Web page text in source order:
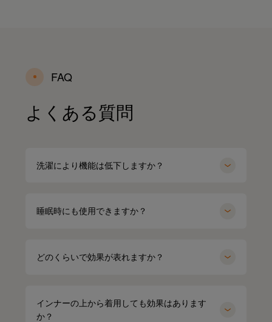
FAQ
よくある質問
洗濯により機能は低下しますか？
睡眠時にも使用できますか？
どのくらいで効果が表れますか？
インナーの上から着用しても効果はあります
か？